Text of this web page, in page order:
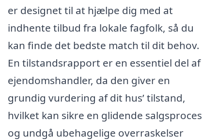
er designet til at hjælpe dig med at
indhente tilbud fra lokale fagfolk, så du
kan finde det bedste match til dit behov.
En tilstandsrapport er en essentiel del af
ejendomshandler, da den giver en
grundig vurdering af dit hus’ tilstand,
hvilket kan sikre en glidende salgsproces
og undgå ubehagelige overraskelser